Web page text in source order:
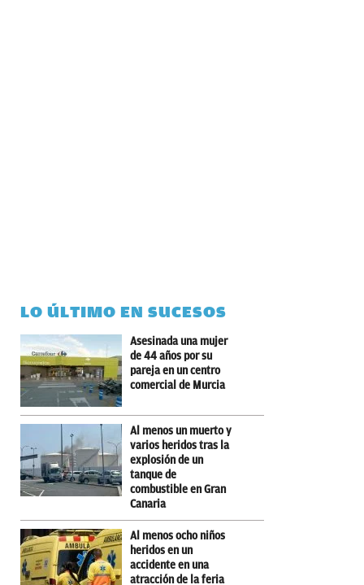
LO ÚLTIMO EN SUCESOS
Asesinada una mujer
de 44 años por su
pareja en un centro
comercial de Murcia
Al menos un muerto y
varios heridos tras la
explosión de un
tanque de
combustible en Gran
Canaria
Al menos ocho niños
heridos en un
accidente en una
atracción de la feria